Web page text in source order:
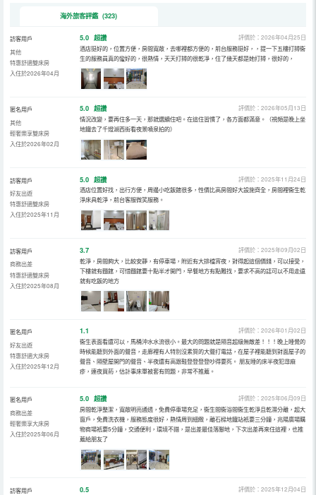
海外旅客評鑑 (323)
訪客用戶
其他
特惠舒適雙床房
入住於2026年04月
5.0 超讚
評價於：2026年04月25日
酒店挺好的，位置方便，房間寬敞，去哪裡都方便的，前台服務挺好，，提一下五樓打掃衞
生的服務員真的蠻好的，很熱情，天天打掃的很乾凈，住了幾天都是她打掃，很好的，
匿名用戶
其他
輕奢樂享雙床房
入住於2026年02月
5.0 超讚
評價於：2026年05月13日
情況改變，要再住多一天，那就選續住吧。在這住習慣了，各方面都滿意。（視頻是晚上坐
地鐵去了千燈湖西街看夜景噴泉拍的）
訪客用戶
好友出遊
特惠舒適雙床房
入住於2025年11月
5.0 超讚
評價於：2025年11月24日
酒店位置好找，出行方便，周邊小吃飯館很多，性價比高房間好大設施齊全，房間裡衞生乾
淨床具乾淨，前台客服微笑服務。
訪客用戶
商務出差
特惠舒適雙床房
入住於2025年08月
3.7
評價於：2025年09月02日
乾淨，房間夠大，比較安靜，有停車場，附近有大排檔宵夜，對得起這個價錢，可以接受，
下樓就有麵館，可惜麵館要十點半才開門，早餐地方有點難找，要求不高的話可以不用走遠
就有吃飯的地方
匿名用戶
好友出遊
特惠舒適大床房
入住於2025年12月
1.1
評價於：2026年01月02日
衞生表面看還可以，馬桶沖水水流很小。最大的問題就是隔音超級無敵差！！！晚上睡覺的
時候能聽到外面的聲音，走廊裡有人特別沒素質的大聲打電話，在屋子裡能聽到對面屋子的
聲音、隔壁屋開門的聲音、半夜還有高跟鞋登登登登吵得要死。 朋友睡的床半夜犯尋麻
疹，連夜買葯，估計事床單被套有問題，非常不推薦。
匿名用戶
商務出差
輕奢樂享大床房
入住於2025年06月
5.0 超讚
評價於：2025年06月09日
房間乾淨整潔，寬敞明亮通透，免費停車場充足，衞生間衞浴間衞生乾淨且乾濕分離，超大
窗戶，免費洗衣機，服務態度很好，熱情周到細緻，離石樑地鐵站衹要三分鐘，兆陽廣場購
物商場衹要5分鐘，交通便利，環境不錯，是出差最佳落腳地，下次出差再來住這裡，也推
薦給朋友了
訪客用戶
0.5
評價於：2025年12月04日